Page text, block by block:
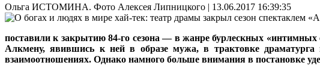
Ольга ИСТОМИНА. Фото Алексея Липницкого | 13.06.2017 16:39:35
поставили к закрытию 84-го сезона — в жанре бурлескных
Алкмену, явившись к ней в образе мужа, в трактовке
взаимоотношениях. Однако намного больше внимания в постановке